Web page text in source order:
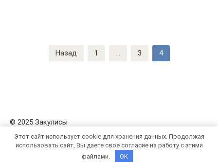
Назад 1 ... 3 4
© 2025 Закулисы
Этот сайт использует cookie для хранения данных. Продолжая
использовать сайт, Вы даете свое согласие на работу с этими
файлами.
OK